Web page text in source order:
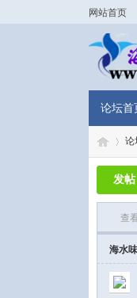
网站首页
论坛首
论
发帖
查
海水